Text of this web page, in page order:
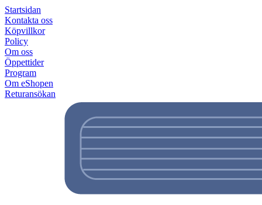
Startsidan
Kontakta oss
Köpvillkor
Policy
Om oss
Öppettider
Program
Om eShopen
Returansökan